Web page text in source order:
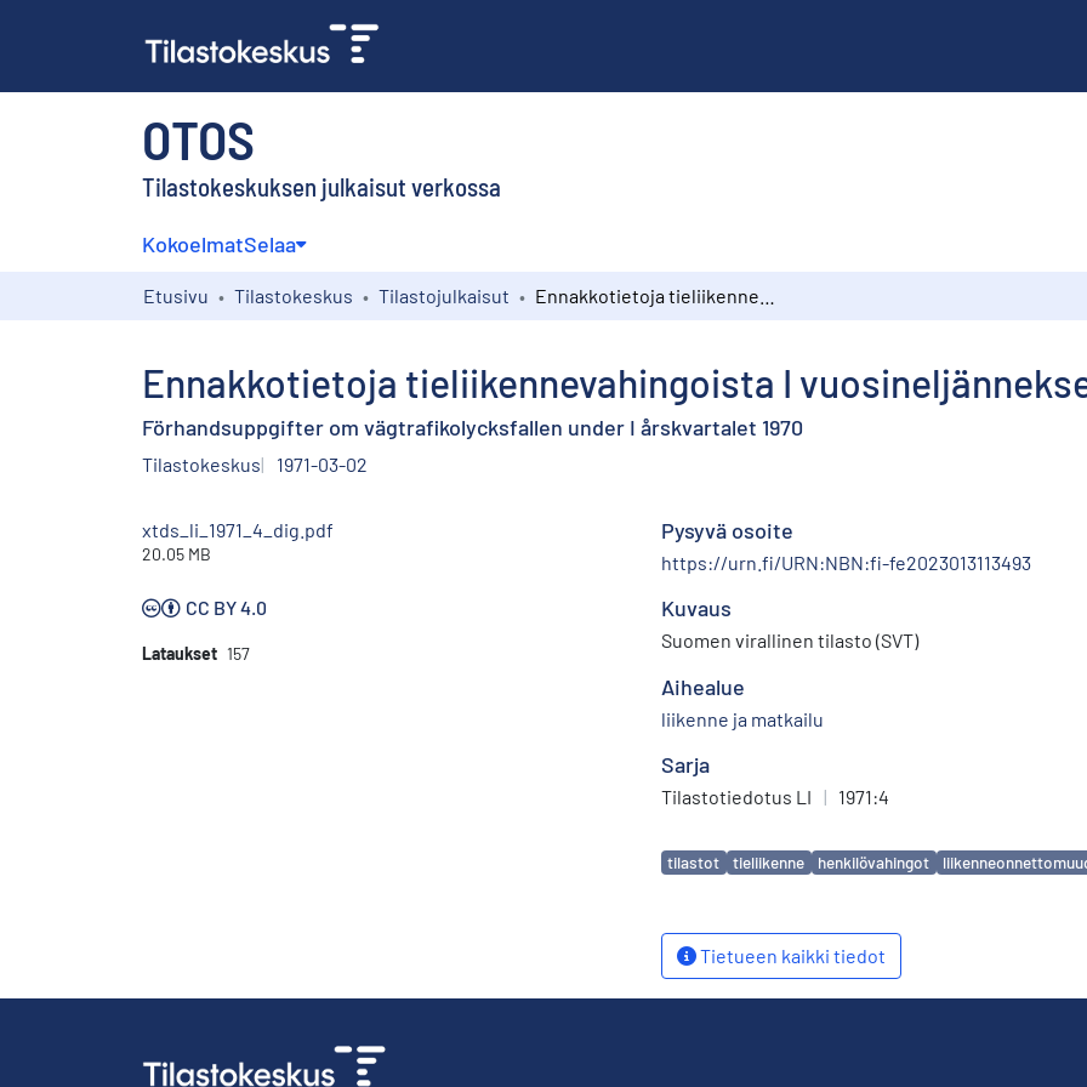
OTOS
Tilastokeskuksen julkaisut verkossa
KokoelmatSelaa
Etusivu Tilastokeskus Tilastojulkaisut
Ennakkotietoja tieliikennevahingoista I
Förhandsuppgifter om vägtrafikolycksfallen under I årskvartalet 1970
Tilastokeskus 1971-03-02
xtds_li_1971_4_dig.pdf
20.05 MB
CC BY 4.0
Lataukset 157
Pysyvä osoite
https://urn.fi/URN:NBN:fi-fe2023013113493
Kuvaus
Suomen virallinen tilasto (SVT)
Aihealue
liikenne ja matkailu
Sarja
Tilastotiedotus LI | 1971:4
Avainsanat
tilastot tieliikenne henkilövahingot
Tietueen kaikki tiedot